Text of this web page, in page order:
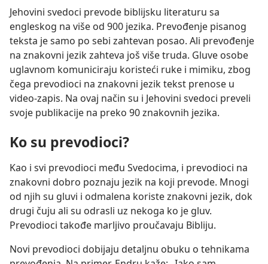
Jehovini svedoci prevode biblijsku literaturu sa
engleskog na više od 900 jezika. Prevođenje pisanog
teksta je samo po sebi zahtevan posao. Ali prevođenje
na znakovni jezik zahteva još više truda. Gluve osobe
uglavnom komuniciraju koristeći ruke i mimiku, zbog
čega prevodioci na znakovni jezik tekst prenose u
video-zapis. Na ovaj način su i Jehovini svedoci preveli
svoje publikacije na preko 90 znakovnih jezika.
Ko su prevodioci?
Kao i svi prevodioci među Svedocima, i prevodioci na
znakovni dobro poznaju jezik na koji prevode. Mnogi
od njih su gluvi i odmalena koriste znakovni jezik, dok
drugi čuju ali su odrasli uz nekoga ko je gluv.
Prevodioci takođe marljivo proučavaju Bibliju.
Novi prevodioci dobijaju detaljnu obuku o tehnikama